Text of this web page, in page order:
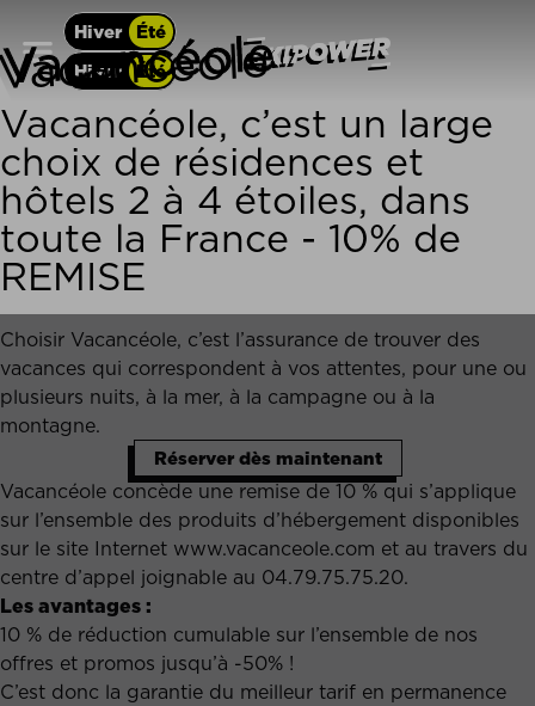
Hiver
Été
Hiver Été
Vacancéole
Vacancéole, c’est un large
choix de résidences et
hôtels 2 à 4 étoiles, dans
toute la France - 10% de
REMISE
Choisir Vacancéole, c’est l’assurance de trouver des
vacances qui correspondent à vos attentes, pour une ou
plusieurs nuits, à la mer, à la campagne ou à la
montagne.
Réserver dès maintenant
Vacancéole concède une remise de 10 % qui s’applique
sur l’ensemble des produits d’hébergement disponibles
sur le site Internet www.vacanceole.com et au travers du
centre d’appel joignable au 04.79.75.75.20.
Les avantages :
10 % de réduction cumulable sur l’ensemble de nos
offres et promos jusqu’à -50% !
C’est donc la garantie du meilleur tarif en permanence